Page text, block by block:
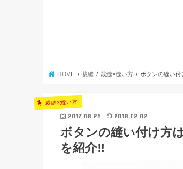
HOME 裁縫 裁縫×縫い方 ボタンの縫い付
裁縫×縫い方
2017.08.25 2018.02.02
ボタンの縫い付け方
を紹介!!